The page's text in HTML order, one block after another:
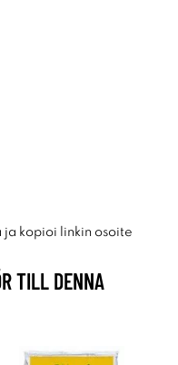
ja kopioi linkin osoite
TILL DENNA